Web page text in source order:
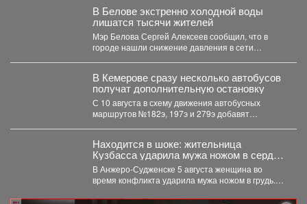
В Белове экстренно холодной воды
лишатся тысячи жителей
Мэр Белова Сергей Алексеев сообщил, что в
городе нашли снижение давления в сети
В Кемерове сразу несколько автобусов
получат дополнительную остановку
С 10 августа в схему движения автобусных
маршрутов №182э, 197э и 279э добавят
Находится в шоке: жительница
Кузбасса ударила мужа ножом в сердце
- подробности
В Анжеро-Судженске 5 августа женщина во
время конфликта ударила мужа ножом в грудь.